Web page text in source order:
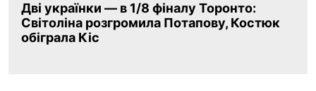
Дві українки — в 1/8 фіналу Торонто:
Світоліна розгромила Потапову, Костюк
обіграла Кіс